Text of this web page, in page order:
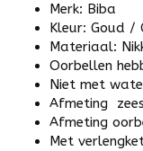
Merk: Biba
Kleur: Goud /
Materiaal:
Oorbellen
Niet met
Afmeting
Afmeting
Met